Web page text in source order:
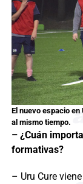
El nuevo espacio
al mismo tiempo.
– ¿Cuán
formativas?
– Uru Cure